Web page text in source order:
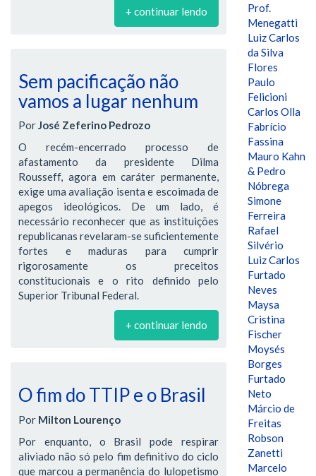
+ continuar lendo
Sem pacificação não
vamos a lugar nenhum
PorJosé Zeferino Pedrozo
O recém-encerrado processo de
afastamento da presidente Dilma
Rousseff, agora em caráter permanente,
exige uma avaliação isenta e escoimada de
apegos ideológicos. De um lado, é
necessário reconhecer que as instituições
republicanas revelaram-se suficientemente
fortes e maduras para cumprir
rigorosamente os preceitos
constitucionais e o rito definido pelo
Superior Tribunal Federal.
+ continuar lendo
O fim do TTIP e o Brasil
Por Milton Lourenço
Por enquanto, o Brasil pode respirar
aliviado não só pelo fim definitivo do ciclo
que marcou a permanência do lulopetismo
Prof.
Menegatti
Luiz Carlos
da Silva
Flores
Paulo
Felicioni
Carlos Olla
Fabrício
Fassina
Mauro Kahn
& Pedro
Nóbrega
Simone
Ferreira
Rafael
Silvério
Luiz Carlos
Furtado
Neves
Maysa
Cristina
Fischer
Moysés
Borges
Furtado
Neto
Márcio de
Freitas
Robson
Zanetti
Marcelo